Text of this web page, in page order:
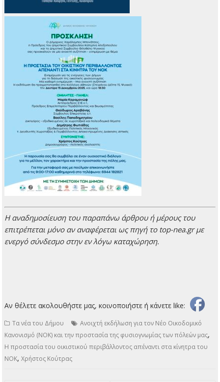
H αναδημοσίευση του παραπάνω άρθρου ή μέρους του
επιτρέπεται μόνο αν αναφέρεται ως πηγή το top-nea.gr με
ενεργό σύνδεσμο στην εν λόγω καταχώρηση.
Αν θέλετε ακολουθήστε μας, κοινοποιήστε ή κάνετε like:
Τα νέα του Δήμου
Ανοιχτή εκδήλωση για τον Νέο Οικοδομικό
Κανονισμό (ΝΟΚ) και την προστασία της φυσιογνωμίας των πόλεών μας,
Η προστασία του οικιστικού περιβάλλοντος απέναντι στα κίνητρα του
ΝΟΚ,Χρήστος Κούτρας